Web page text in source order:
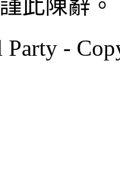
此陳辭。
Party -